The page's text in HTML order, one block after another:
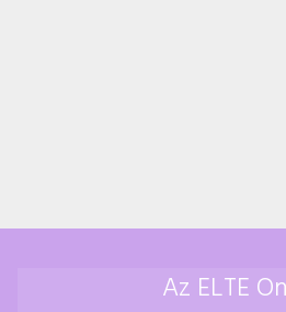
Az ELTE